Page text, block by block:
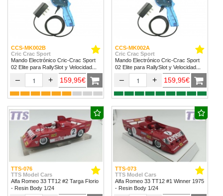
CCS-MK002B
Cric Crac Sport
Mando Electrónico Cric-Crac Sport
02 Elite para RallySlot y Velocidad
1/32 & 1/24.
– + 159,95€
CCS-MK002A
Cric Crac Sport
Mando Electrónico Cric-Crac Sport
02 Elite para RallySlot y Velocidad
1/32 & 1/24
– + 159,95€
TTS-076
TTS Model Cars
Alfa Romeo 33 TT12 #2 Targa Florio
- Resin Body 1/24
TTS-073
TTS Model Cars
Alfa Romeo 33 TT12 #1 Winner 1975
- Resin Body 1/24